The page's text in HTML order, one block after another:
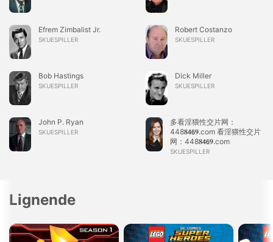
Efrem Zimbalist Jr.
SKUESPILLER
Robert Costanzo
SKUESPILLER
Bob Hastings
SKUESPILLER
Dick Miller
SKUESPILLER
John P. Ryan
SKUESPILLER
多看淫猥性交片网：
448𝟖𝟰𝟲𝟗.com 看淫猥性交片
网：448𝟖𝟰𝟲𝟗.com
SKUESPILLER
Lignende